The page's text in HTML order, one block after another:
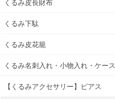
くるみ皮長財布
くるみ下駄
くるみ皮花籠
くるみ名刺入れ・小物入れ・ケース
【くるみアクセサリー】ピアス